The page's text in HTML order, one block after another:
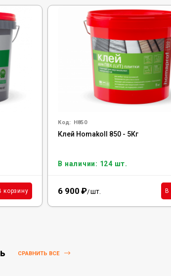
корзину
Код: H850
Клей Homakoll 850 - 5Кг
В наличии: 124 шт.
6 900 ₽/шт. В
СРАВНИТЬ ВСЕ